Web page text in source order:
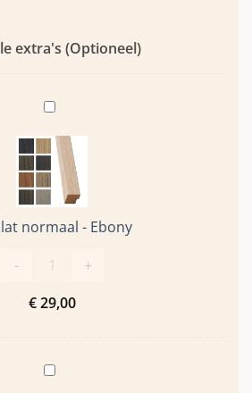
extra's (Optioneel)
Eindlat
Ebony
normaal - Ebony
-
Eindlat normaal - Ebony aantal
+
€29,00
High